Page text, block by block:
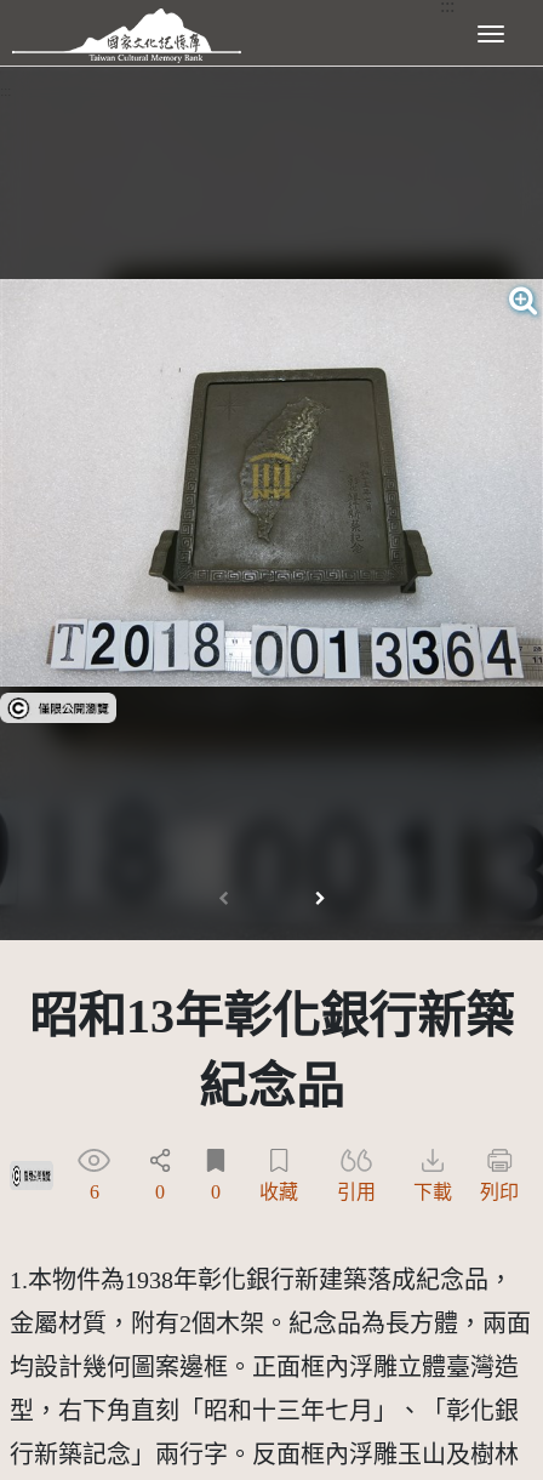
跳到主要內容區塊 展開選單
受著作權法保護-僅限於本平台有限度公開瀏覽
昭和13年彰化銀行新築
紀念品
受著作權法保護-僅限於本平台有限度公開瀏覽
6 0 0 收藏 引用 下載 列印
1.本物件為1938年彰化銀行新建築落成紀念品，
金屬材質，附有2個木架。紀念品為長方體，兩面
均設計幾何圖案邊框。正面框內浮雕立體臺灣造
型，右下角直刻「昭和十三年七月」、「彰化銀
行新築記念」兩行字。反面框內浮雕玉山及樹林